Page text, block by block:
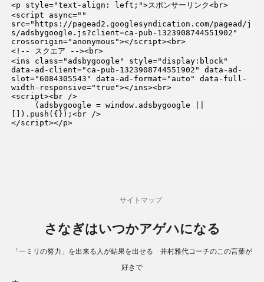
<p style="text-align: left;">スポンサーリンク<br>
<script async=""
src="https://pagead2.googlesyndication.com/pagead/j
s/adsbygoogle.js?client=ca-pub-1323908744551902"
crossorigin="anonymous"></script><br>
<!-- スクエア --><br>
<ins class="adsbygoogle" style="display:block"
data-ad-client="ca-pub-1323908744551902" data-ad-
slot="6084305543" data-ad-format="auto" data-full-
width-responsive="true"></ins><br>
<script><br />
[]).push({});<br />
</script></p>
サイトマップ
さなぎはいつかアゲハになる
「一ミリの努力」を出来る人が結果を出せる 井村雅代コーチのこの言葉が
好きで